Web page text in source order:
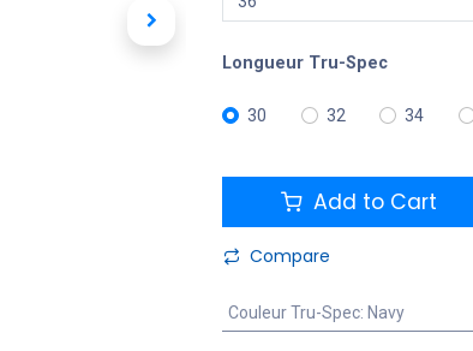
Longueur Tru-Spec
30 32 34
Add to Cart
Compare
Couleur Tru-Spec: Navy